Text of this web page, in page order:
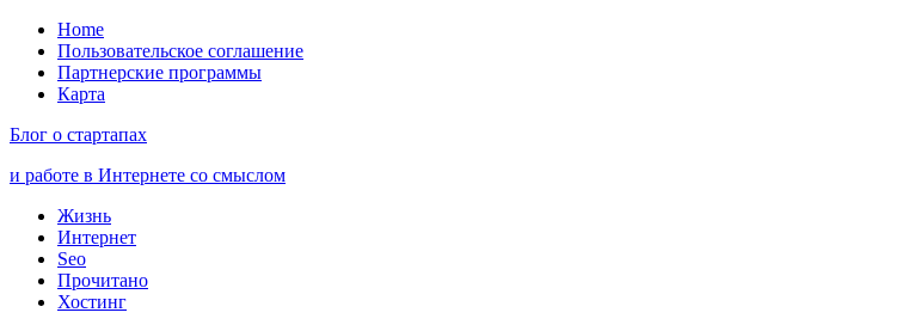
Home
Пользовательское соглашение
Партнерские программы
Карта
Блог о стартапах
и работе в Интернете со смыслом
Жизнь
Интернет
Seo
Прочитано
Хостинг